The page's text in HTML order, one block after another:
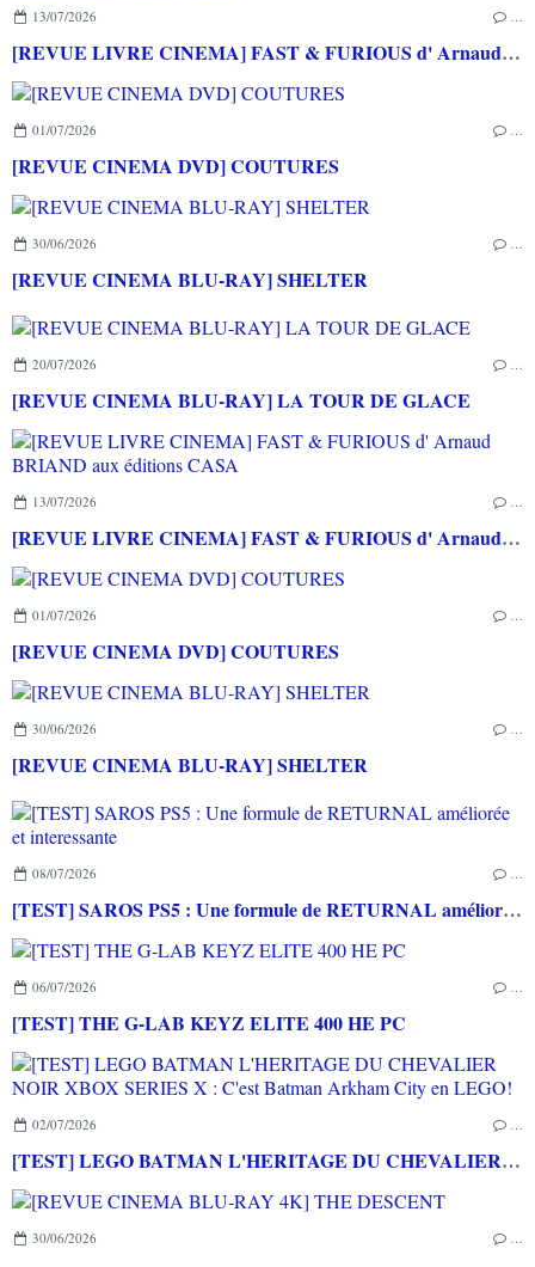
13/07/2026 …
[REVUE LIVRE CINEMA] FAST & FURIOUS d' Arnaud BRIAND aux éditions CASA
01/07/2026 …
[REVUE CINEMA DVD] COUTURES
30/06/2026 …
[REVUE CINEMA BLU-RAY] SHELTER
20/07/2026 …
[REVUE CINEMA BLU-RAY] LA TOUR DE GLACE
13/07/2026 …
[REVUE LIVRE CINEMA] FAST & FURIOUS d' Arnaud BRIAND aux éditions CASA
01/07/2026 …
[REVUE CINEMA DVD] COUTURES
30/06/2026 …
[REVUE CINEMA BLU-RAY] SHELTER
08/07/2026 …
[TEST] SAROS PS5 : Une formule de RETURNAL améliorée et interessante
06/07/2026 …
[TEST] THE G-LAB KEYZ ELITE 400 HE PC
02/07/2026 …
[TEST] LEGO BATMAN L'HERITAGE DU CHEVALIER NOIR XBOX SERIES X : C'est Batman Arkham City en LEGO!
30/06/2026 …